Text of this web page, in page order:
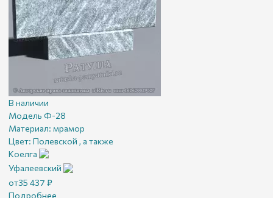
В наличии
Модель Ф-28
Материал: мрамор
Цвет: Полевской , а также
Коелга
Уфалеевский
от35 437 ₽
Подробнее